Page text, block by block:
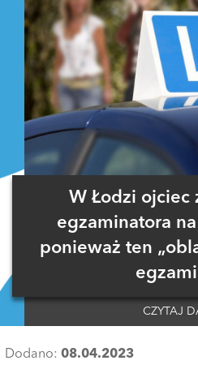
W Łodzi ojciec
egzaminatora
ponieważ ten
CZYTAJ
Dodano: 08.04.2023